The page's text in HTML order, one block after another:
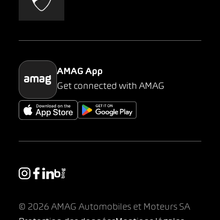
Parking
AMAG App
Get connected with AMAG
© 2026 AMAG Automobiles et Moteurs SA